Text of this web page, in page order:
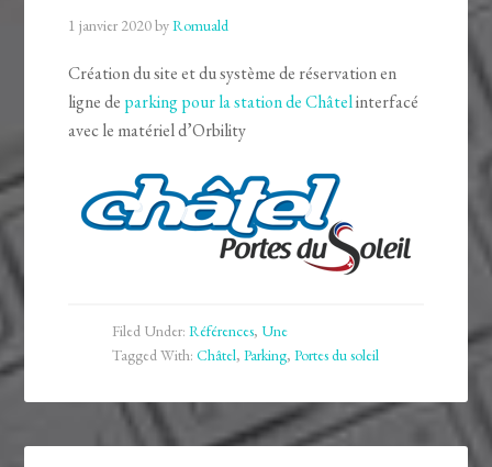
1 janvier 2020byRomuald
Création du site et du système de réservation en
ligne de parking pour la station de Châtelinterfacé
avec le matériel d’Orbility
Filed Under:Références, Une
Tagged With:Châtel,Parking,Portes du soleil